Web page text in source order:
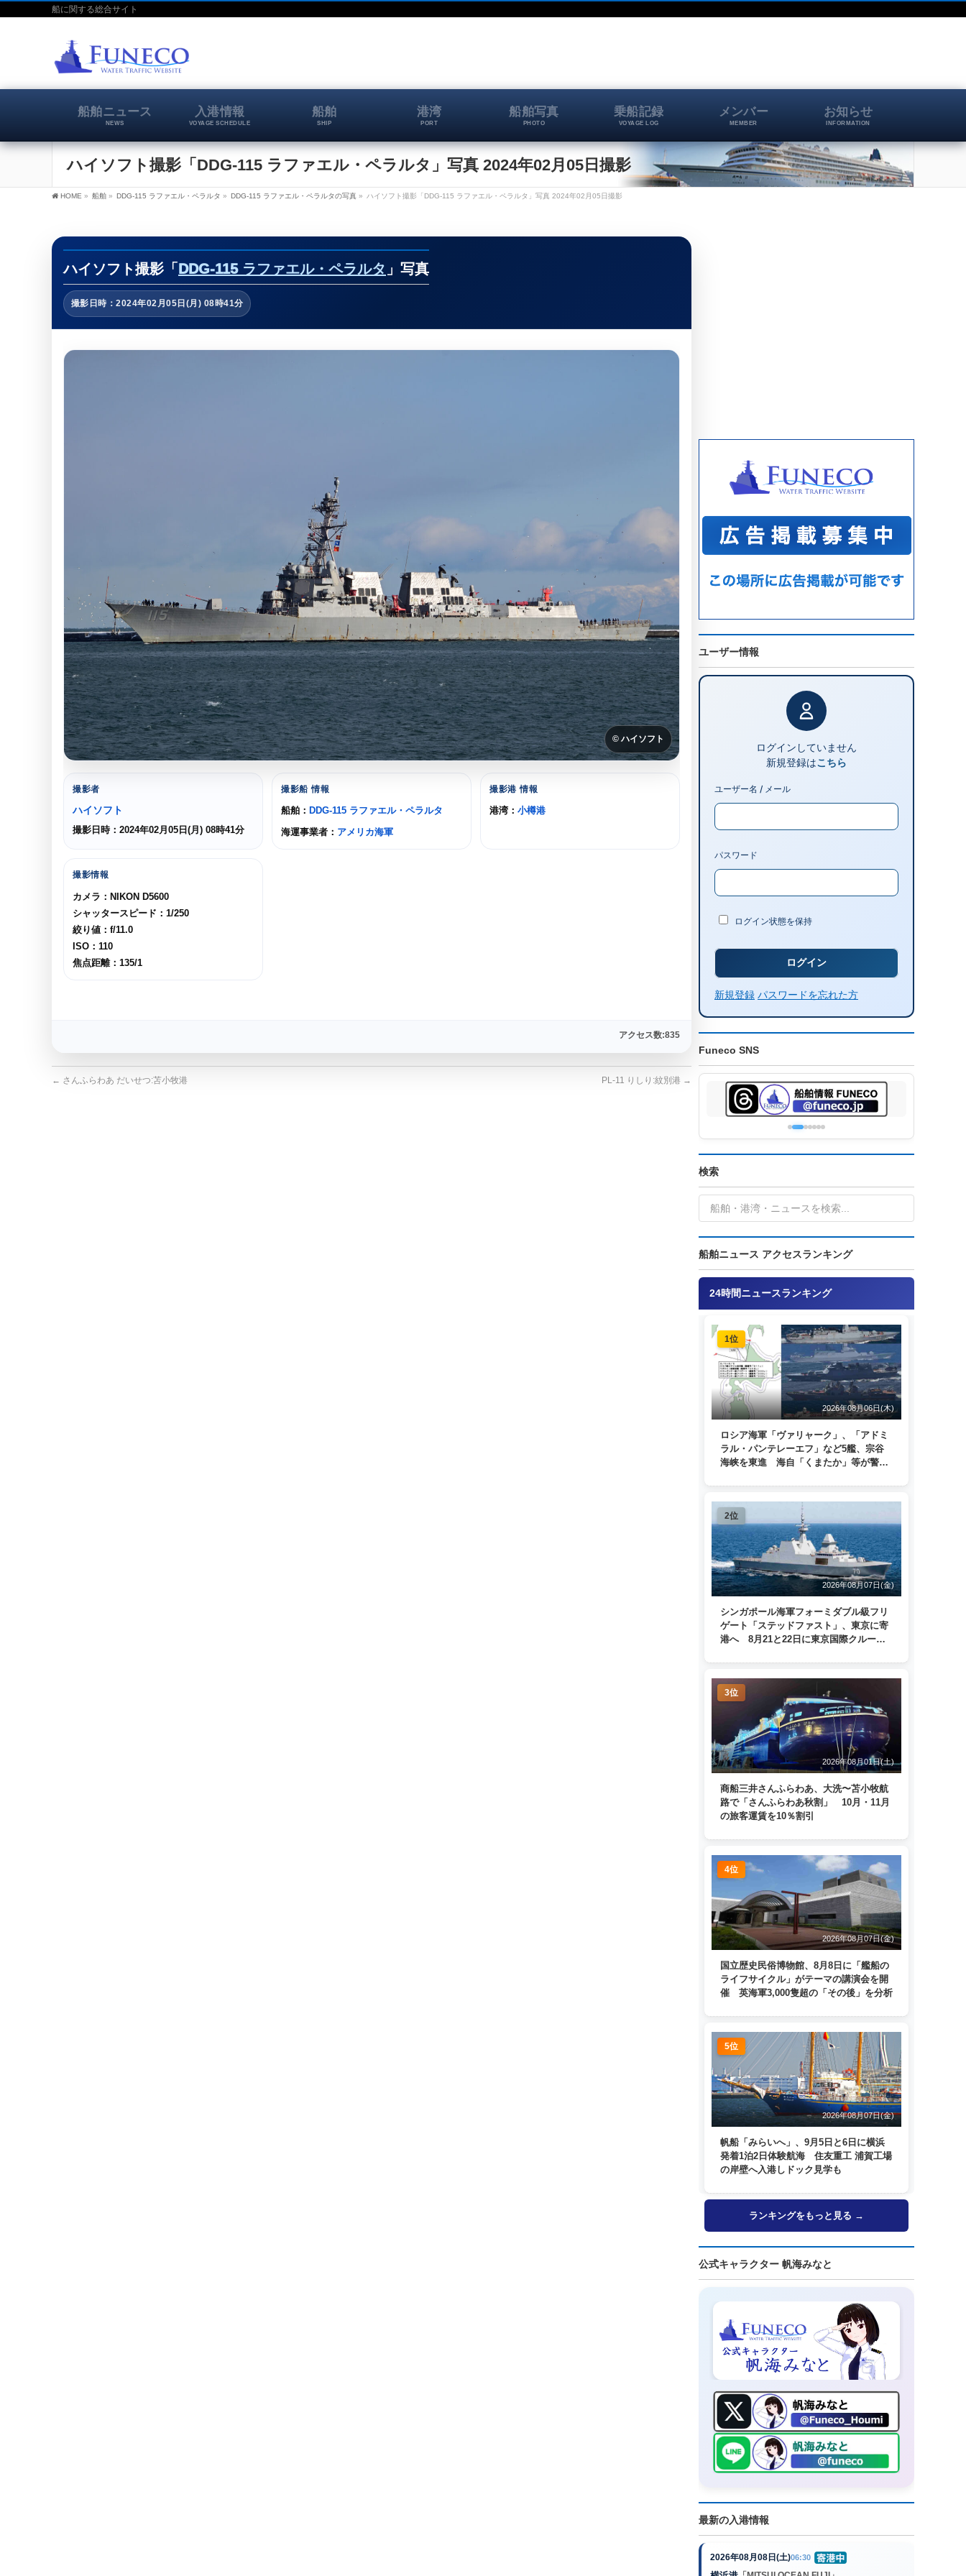
船に関する総合サイト
船舶ニュース
NEWS
入港情報
VOYAGE SCHEDULE
船舶
SHIP
港湾
PORT
船舶写真
PHOTO
乗船記録
VOYAGE LOG
メンバー
MEMBER
お知らせ
INFORMATION
ハイソフト撮影「DDG-115 ラファエル・ペラルタ」写真 2024年02月05日撮影
HOME » 船舶 » DDG-115 ラファエル・ペラルタ » DDG-115 ラファエル・ペラルタの写真 » ハイソフト撮影「DDG-115 ラファエル・ペラルタ」写真 2024年02月05日撮影
ハイソフト撮影「 DDG-115 ラファエル・ペラルタ 」写真
撮影日時：2024年02月05日(月) 08時41分
© ハイソフト
撮影者
ハイソフト
撮影日時：2024年02月05日(月) 08時41分
撮影船 情報
船舶： DDG-115 ラファエル・ペラルタ
海運事業者： アメリカ海軍
撮影港 情報
港湾： 小樽港
撮影情報
カメラ：NIKON D5600
シャッタースピード：1/250
絞り値：f/11.0
ISO：110
焦点距離：135/1
アクセス数:835
← さんふらわあ だいせつ:苫小牧港 PL-11 りしり:紋別港 →
ユーザー情報
ログインしていません
新規登録はこちら
ユーザー名 / メール
パスワード
ログイン状態を保持
新規登録 パスワードを忘れた方
Funeco SNS
検索
船舶ニュース アクセスランキング
24時間ニュースランキング
1位
2026年08月06日(木)
ロシア海軍「ヴァリャーク」、「アドミ
ラル・パンテレーエフ」など5艦、宗谷
海峡を東進 海自「くまたか」等が警戒
2位
2026年08月07日(金)
シンガポール海軍フォーミダブル級フリ
ゲート「ステッドファスト」、東京に寄
港へ 8月21と22日に東京国際クルーズ
3位
2026年08月01日(土)
商船三井さんふらわあ、大洗〜苫小牧航
路で「さんふらわあ秋割」 10月・11月
の旅客運賃を10％割引
4位
2026年08月07日(金)
国立歴史民俗博物館、8月8日に「艦船の
ライフサイクル」がテーマの講演会を開
催 英海軍3,000隻超の「その後」を分析
5位
2026年08月07日(金)
帆船「みらいへ」、9月5日と6日に横浜
発着1泊2日体験航海 住友重工 浦賀工場
の岸壁へ入港しドック見学も
ランキングをもっと見る →
公式キャラクター 帆海みなと
最新の入港情報
2026年08月08日(土)06:30